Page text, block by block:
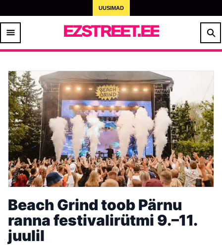
UUSIMAD
EZSTREET.EE
Beach Grind toob Pärnu
ranna festivalirütmi 9.–11.
juulil